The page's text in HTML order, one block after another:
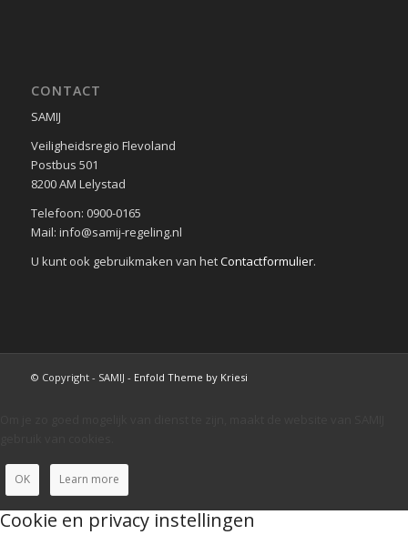
CONTACT
SAMIJ
Veiligheidsregio Flevoland
Postbus 501
8200 AM Lelystad
Telefoon: 0900-0165
Mail: info@samij-regeling.nl
U kunt ook gebruikmaken van hetContactformulier.
© Copyright - SAMIJ - Enfold Theme by Kriesi
OK Learn more
Cookie en privacy instellingen